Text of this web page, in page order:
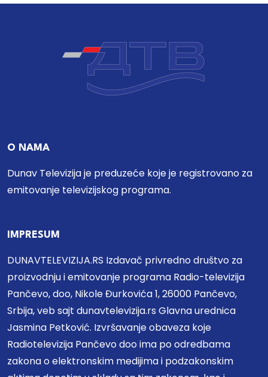
O NAMA
Dunav Televizija je preduzeće koje je registrovano za
emitovanje televizijskog programa.
IMPRESUM
DUNAVTELEVIZIJA.RS Izdavač privredno društvo za
proizvodnju i emitovanje programa Radio-televizija
Pančevo, doo, Nikole Đurkovića 1, 26000 Pančevo,
Srbija, veb sajt dunavtelevizija.rs Glavna urednica
Jasmina Petković. Izvršavanje obaveza koje
Radiotelevizija Pančevo doo ima po odredbama
zakona o elektronskim medijima i podzakonskim